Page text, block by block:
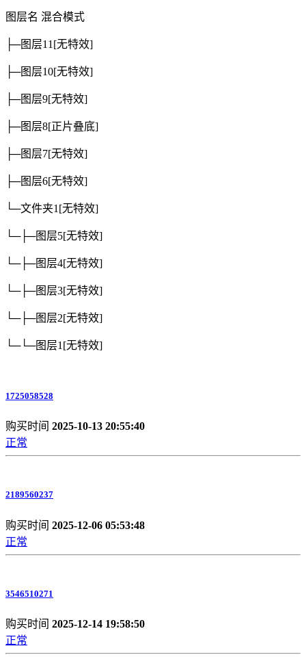
图层名 混合模式
├─图层11 [无特效]
├─图层10[无特效]
├─图层9[无特效]
├─图层8[正片叠底]
├─图层7[无特效]
├─图层6[无特效]
└─文件夹1 [无特效]
└─├─图层5[无特效]
└─├─图层4[无特效]
└─├─图层3[无特效]
└─├─图层2[无特效]
└─└─图层1 [无特效]
1725058528
购买时间 2025-10-13 20:55:40
正常
2189560237
购买时间 2025-12-06 05:53:48
正常
3546510271
购买时间 2025-12-14 19:58:50
正常